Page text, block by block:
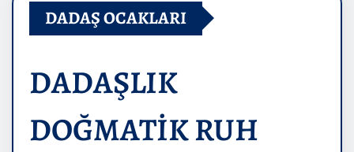
DADAŞ OCAKLARI
DADAŞLIK
DOĞMATİK RUH